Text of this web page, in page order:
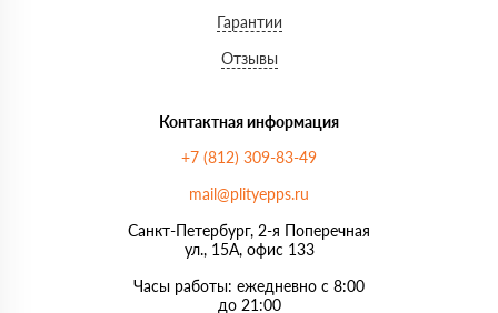
Гарантии
Отзывы
Контактная информация
+7 (812) 309-83-49
mail@plityepps.ru
Санкт-Петербург, 2-я Поперечная
ул., 15А, офис 133
Часы работы: ежедневно с 8:00
до 21:00